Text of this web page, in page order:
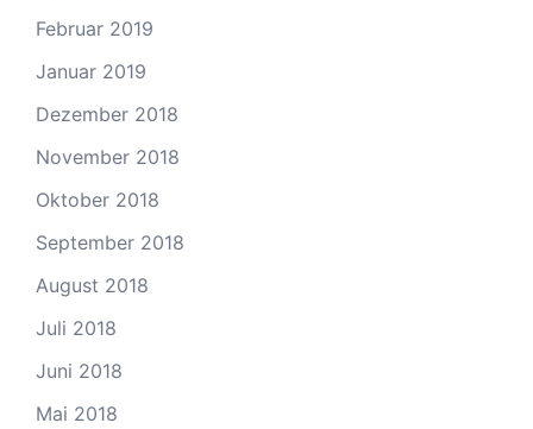
Februar 2019
Januar 2019
Dezember 2018
November 2018
Oktober 2018
September 2018
August 2018
Juli 2018
Juni 2018
Mai 2018